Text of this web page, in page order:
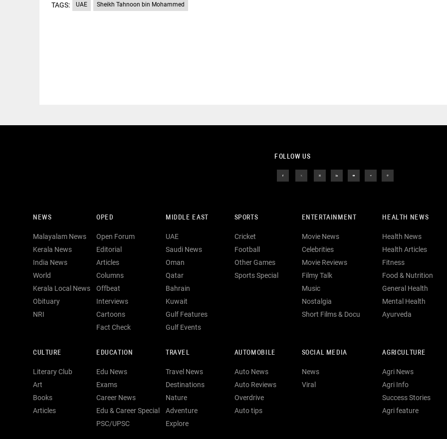
TAGS: UAE Sheikh Tahnoon bin Mohammed
FOLLOW US
NEWS
Malayalam News
Kerala News
India News
World
Kerala Local News
Obituary
NRI
OPED
Open Forum
Editorial
Articles
Columns
Offbeat
Interviews
Cartoons
Fact Check
MIDDLE EAST
UAE
Saudi News
Oman
Qatar
Bahrain
Kuwait
Gulf Features
Gulf Events
SPORTS
Cricket
Football
Other Games
Sports Special
ENTERTAINMENT
Movie News
Celebrities
Movie Reviews
Filmy Talk
Music
Nostalgia
Short Films & Docu
HEALTH NEWS
Health News
Health Articles
Fitness
Food & Nutrition
General Health
Mental Health
Ayurveda
CULTURE
Literary Club
Art
Books
Articles
EDUCATION
Edu News
Exams
Career News
Edu & Career Special
PSC/UPSC
TRAVEL
Travel News
Destinations
Nature
Adventure
Explore
AUTOMOBILE
Auto News
Auto Reviews
Overdrive
Auto tips
SOCIAL MEDIA
News
Viral
AGRICULTURE
Agri News
Agri Info
Success Stories
Agri feature